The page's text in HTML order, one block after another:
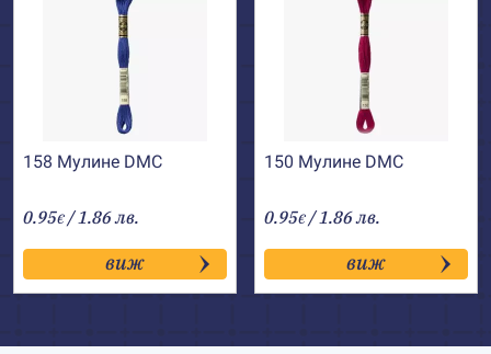
158 Мулине DMC
0.95€ / 1.86 лв.
виж
150 Мулине DMC
0.95€ / 1.86 лв.
виж